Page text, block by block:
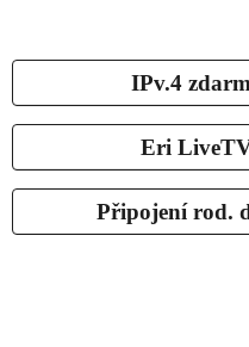
IPv.4
Eri
Připojení rod.